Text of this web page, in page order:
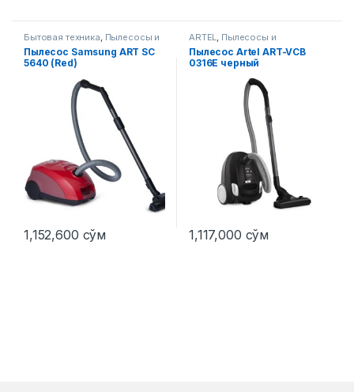
Бытовая техника, Пылесосы и
аксессуары
Пылесос Samsung ART SC
5640 (Red)
1,152,600 сўм
ARTEL, Пылесосы и
аксессуары
Пылесос Artel ART-VCB
0316E черный
1,117,000 сўм